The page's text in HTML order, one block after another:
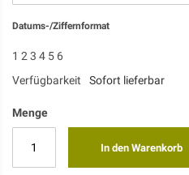
Datums-/Ziffernformat
1 2 3 4 5 6
Verfügbarkeit
Sofort lieferbar
Menge
In den Warenkorb